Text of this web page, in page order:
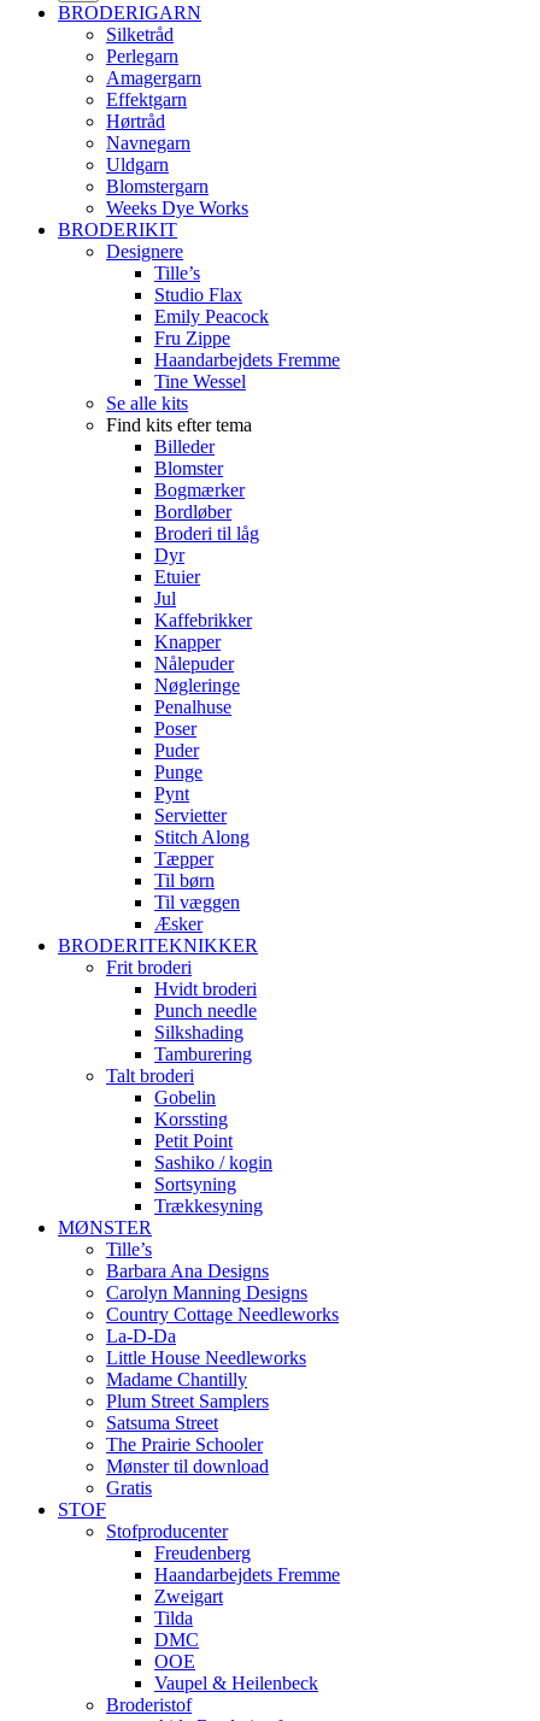
BRODERIGARN
Silketråd
Perlegarn
Amagergarn
Effektgarn
Hørtråd
Navnegarn
Uldgarn
Blomstergarn
Weeks Dye Works
BRODERIKIT
Designere
Tille’s
Studio Flax
Emily Peacock
Fru Zippe
Haandarbejdets Fremme
Tine Wessel
Se alle kits
Find kits efter tema
Billeder
Blomster
Bogmærker
Bordløber
Broderi til låg
Dyr
Etuier
Jul
Kaffebrikker
Knapper
Nålepuder
Nøgleringe
Penalhuse
Poser
Puder
Punge
Pynt
Servietter
Stitch Along
Tæpper
Til børn
Til væggen
Æsker
BRODERITEKNIKKER
Frit broderi
Hvidt broderi
Punch needle
Silkshading
Tamburering
Talt broderi
Gobelin
Korssting
Petit Point
Sashiko / kogin
Sortsyning
Trækkesyning
MØNSTER
Tille’s
Barbara Ana Designs
Carolyn Manning Designs
Country Cottage Needleworks
La-D-Da
Little House Needleworks
Madame Chantilly
Plum Street Samplers
Satsuma Street
The Prairie Schooler
Mønster til download
Gratis
STOF
Stofproducenter
Freudenberg
Haandarbejdets Fremme
Zweigart
Tilda
DMC
OOE
Vaupel & Heilenbeck
Broderistof